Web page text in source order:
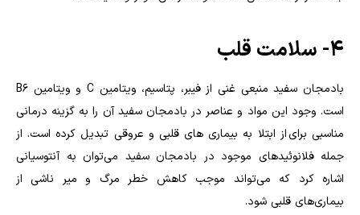
۴- سلامت قلب
بادمجان سفید منبعی غنی از فیبر، پتاسیم، ویتامینC و ویتامین B6
است‌. وجود این مواد و عناصر در بادمجان سفید آن را به گزینه درمانی
مناسبی برای از ابتلا به بیماری های قلبی و عروقی تبدیل کرده است. از
جمله فلانوئید‌های موجود در بادمجان سفید می‌توان به آنتوسیانی
اشاره کرد که می‌تواند موجب کاهش خطر مرگ و میر ناشی از
بیماری‌های قلبی شود.